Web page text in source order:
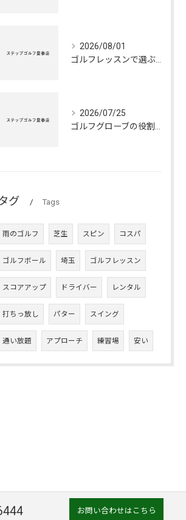
2026/08/01
2026/07/25
グ Tags
雨のゴルフ 芝生 スピン コスパ
ゴルフボール 埼玉 ゴルフレッスン
スコアアップ ドライバー レンタル
打ちっ放し パター スイング
通い放題 アプローチ 練習場 安い
お問い合わせはこちら